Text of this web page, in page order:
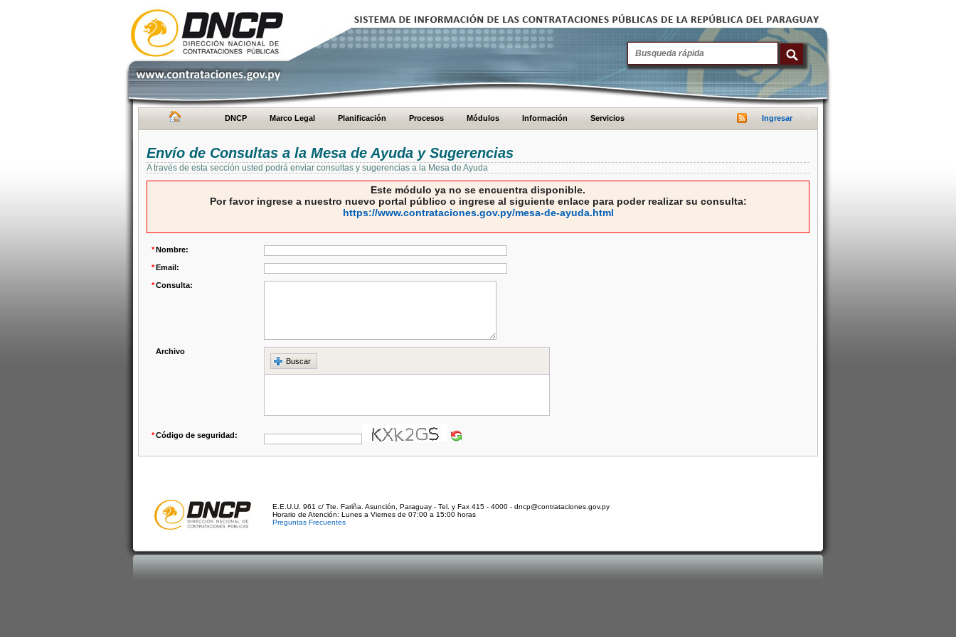
DNCP Marco Legal Planificación Procesos Módulos Información Servicios Ingresar
Envío de Consultas a la Mesa de Ayuda y Sugerencias
A través de esta sección usted podrá enviar consultas y sugerencias a la Mesa de Ayuda
Este módulo ya no se encuentra disponible.
Por favor ingrese a nuestro nuevo portal público o ingrese al siguiente enlace para poder realizar su consulta:
https://www.contrataciones.gov.py/mesa-de-ayuda.html
*Nombre:
*Email:
*Consulta:
Archivo
Buscar
*Código de seguridad:
E.E.U.U. 961 c/ Tte. Fariña. Asunción, Paraguay - Tel. y Fax 415 - 4000 - dncp@contrataciones.gov.py
Horario de Atención: Lunes a Viernes de 07:00 a 15:00 horas
Preguntas Frecuentes